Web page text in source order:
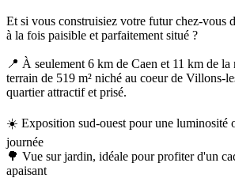
Et si vous construisiez votre futur chez-vous
à la fois paisible et parfaitement situé ?
📍 À seulement 6 km de Caen et 11 km de la
terrain de 519 m² niché au coeur de Villons-
quartier attractif et prisé.
☀️ Exposition sud-ouest pour une luminosité
journée
🌳 Vue sur jardin, idéale pour profiter d'un
apaisant